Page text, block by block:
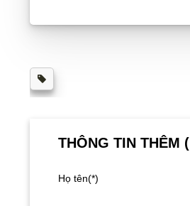
THÔNG TIN THÊM (
Họ tên(*)